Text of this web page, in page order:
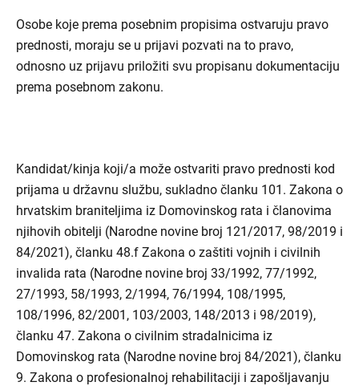
Osobe koje prema posebnim propisima ostvaruju pravo
prednosti, moraju se u prijavi pozvati na to pravo,
odnosno uz prijavu priložiti svu propisanu dokumentaciju
prema posebnom zakonu.
Kandidat/kinja koji/a može ostvariti pravo prednosti kod
prijama u državnu službu, sukladno članku 101. Zakona o
hrvatskim braniteljima iz Domovinskog rata i članovima
njihovih obitelji (Narodne novine broj 121/2017, 98/2019 i
84/2021), članku 48.f Zakona o zaštiti vojnih i civilnih
invalida rata (Narodne novine broj 33/1992, 77/1992,
27/1993, 58/1993, 2/1994, 76/1994, 108/1995,
108/1996, 82/2001, 103/2003, 148/2013 i 98/2019),
članku 47. Zakona o civilnim stradalnicima iz
Domovinskog rata (Narodne novine broj 84/2021), članku
9. Zakona o profesionalnoj rehabilitaciji i zapošljavanju